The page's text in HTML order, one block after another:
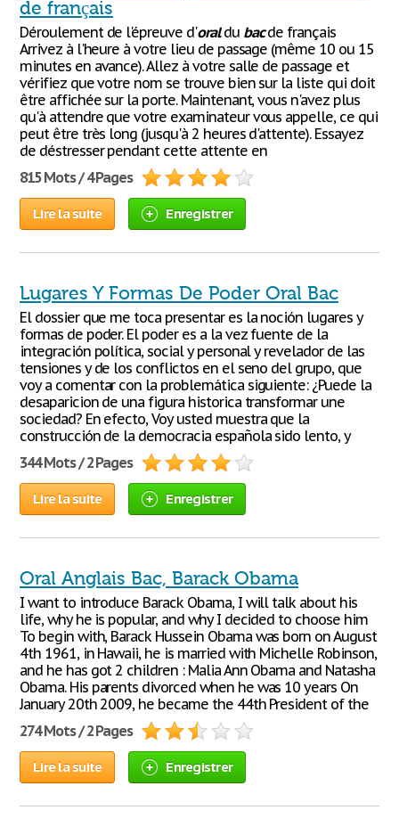
de français
Déroulement de l'épreuve d'oraldu bacde français
Arrivez à l'heure à votre lieu de passage (même 10 ou 15
minutes en avance). Allez à votre salle de passage et
vérifiez que votre nom se trouve bien sur la liste qui doit
être affichée sur la porte. Maintenant, vous n'avez plus
qu'à attendre que votre examinateur vous appelle, ce qui
peut être très long (jusqu'à 2 heures d'attente). Essayez
de déstresser pendant cette attente en
815 Mots / 4 Pages
Lire la suite Enregistrer
Lugares Y Formas De Poder Oral Bac
El dossier que me toca presentar es la noción lugares y
formas de poder. El poder es a la vez fuente de la
integración política, social y personal y revelador de las
tensiones y de los conflictos en el seno del grupo, que
voy a comentar con la problemática siguiente: ¿Puede la
desaparicion de una figura historica transformar une
sociedad? En efecto, Voy usted muestra que la
construcción de la democracia española sido lento, y
344 Mots / 2 Pages
Lire la suite Enregistrer
Oral Anglais Bac, Barack Obama
I want to introduce Barack Obama, I will talk about his
life, why he is popular, and why I decided to choose him
To begin with, Barack Hussein Obama was born on August
4th 1961, in Hawaii, he is married with Michelle Robinson,
and he has got 2 children : Malia Ann Obama and Natasha
Obama. His parents divorced when he was 10 years On
January 20th 2009, he became the 44th President of the
274 Mots / 2 Pages
Lire la suite Enregistrer